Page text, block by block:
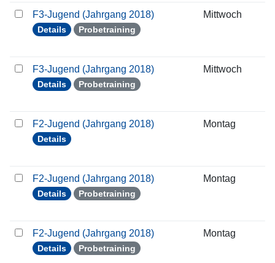
F3-Jugend (Jahrgang 2018)
Details Probetraining
Mittwoch
F3-Jugend (Jahrgang 2018)
Details Probetraining
Mittwoch
F2-Jugend (Jahrgang 2018)
Details
Montag
F2-Jugend (Jahrgang 2018)
Details Probetraining
Montag
F2-Jugend (Jahrgang 2018)
Details Probetraining
Montag